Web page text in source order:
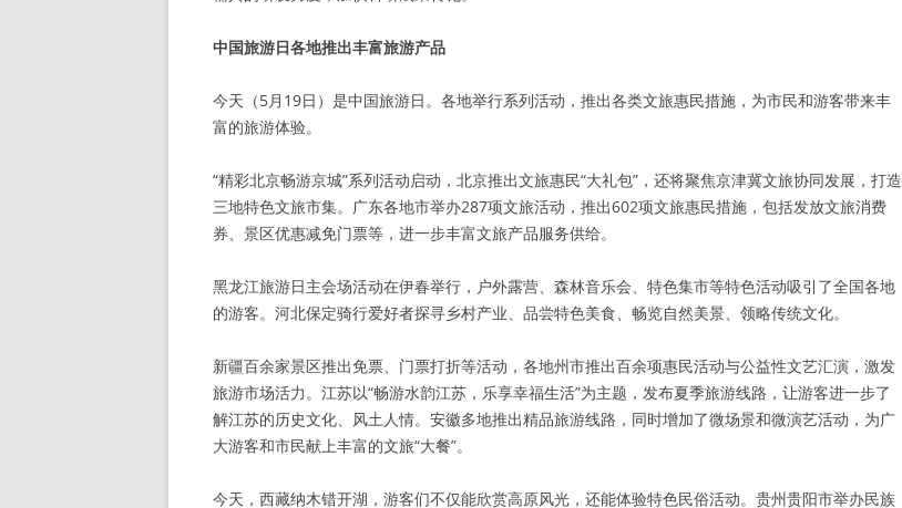
中国旅游日各地推出丰富旅游产品
今天（5月19日）是中国旅游日。各地举行系列活动，推出各类文旅惠民措施，为市民和游客带来丰
富的旅游体验。
“精彩北京畅游京城”系列活动启动，北京推出文旅惠民“大礼包”，还将聚焦京津冀文旅协同发展，打造
三地特色文旅市集。广东各地市举办287项文旅活动，推出602项文旅惠民措施，包括发放文旅消费
券、景区优惠减免门票等，进一步丰富文旅产品服务供给。
黑龙江旅游日主会场活动在伊春举行，户外露营、森林音乐会、特色集市等特色活动吸引了全国各地
的游客。河北保定骑行爱好者探寻乡村产业、品尝特色美食、畅览自然美景、领略传统文化。
新疆百余家景区推出免票、门票打折等活动，各地州市推出百余项惠民活动与公益性文艺汇演，激发
旅游市场活力。江苏以“畅游水韵江苏，乐享幸福生活”为主题，发布夏季旅游线路，让游客进一步了
解江苏的历史文化、风土人情。安徽多地推出精品旅游线路，同时增加了微场景和微演艺活动，为广
大游客和市民献上丰富的文旅“大餐”。
今天，西藏纳木错开湖，游客们不仅能欣赏高原风光，还能体验特色民俗活动。贵州贵阳市举办民族